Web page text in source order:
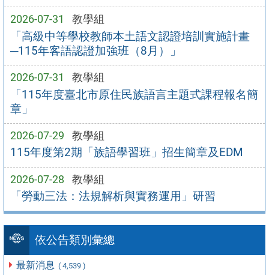
2026-07-31 教學組
「高級中等學校教師本土語文認證培訓實施計畫
─115年客語認證加強班（8月）」
2026-07-31 教學組
「115年度臺北市原住民族語言主題式課程報名簡
章」
2026-07-29 教學組
115年度第2期「族語學習班」招生簡章及EDM
2026-07-28 教學組
「勞動三法：法規解析與實務運用」研習
依公告類別彙總
最新消息 ( 4,539 )